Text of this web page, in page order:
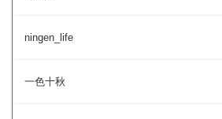
ningen_life
一色十秋